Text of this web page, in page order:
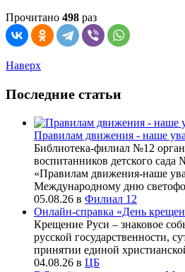
Прочитано 498 раз
Наверх
Последние статьи
Правилам движения - наше
Библиотека-филиал №12
воспитанников детского сада
«Правилам движения-наше
Международному дню
05.08.26 в Филиал 12
Онлайн-справка «День
Крещение Руси – знаковое
русской государственности,
принятии единой
04.08.26 в ЦБ